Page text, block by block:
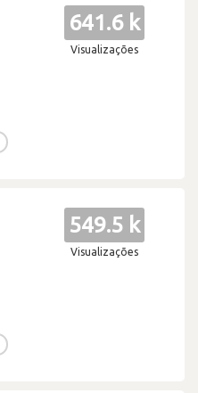
641.6 k
Visualizações
549.5 k
Visualizações